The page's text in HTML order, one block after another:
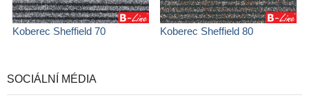
Koberec Sheffield 70 Koberec Sheffield 80
SOCIÁLNÍ MÉDIA